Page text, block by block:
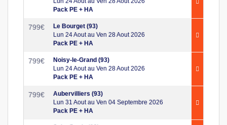
Pack PE + HA
799€
Le Bourget (93)
Lun 24 Aout au Ven 28 Aout 2026
Pack PE + HA
799€
Noisy-le-Grand (93)
Lun 24 Aout au Ven 28 Aout 2026
Pack PE + HA
799€
Aubervilliers (93)
Lun 31 Aout au Ven 04 Septembre 2026
Pack PE + HA